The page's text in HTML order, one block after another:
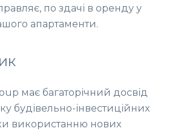
по здачі в оренду у
апартаменти.
має багаторічний досвід
будівельно-інвестиційних
використанню нових